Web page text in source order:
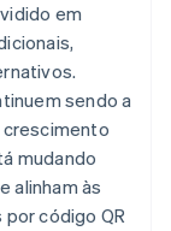
em
sendo a
crescimento
mudando
alinham às
código QR